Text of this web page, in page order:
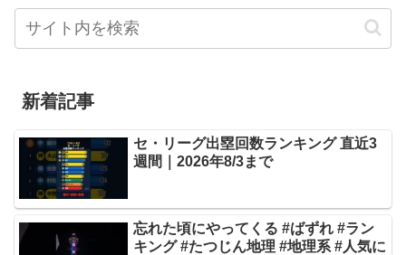
新着記事
セ・リーグ出塁回数ランキング 直近3
週間｜2026年8/3まで
忘れた頃にやってくる #ばずれ #ラン
キング #たつじん地理 #地理系 #人気に